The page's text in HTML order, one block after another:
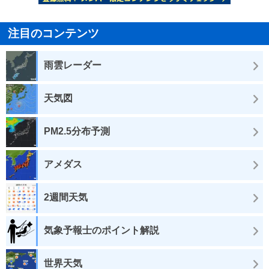
注目のコンテンツ
雨雲レーダー
天気図
PM2.5分布予測
アメダス
2週間天気
気象予報士のポイント解説
世界天気